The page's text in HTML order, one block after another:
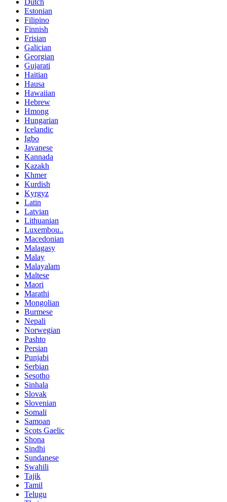
Dutch
Estonian
Filipino
Finnish
Frisian
Galician
Georgian
Gujarati
Haitian
Hausa
Hawaiian
Hebrew
Hmong
Hungarian
Icelandic
Igbo
Javanese
Kannada
Kazakh
Khmer
Kurdish
Kyrgyz
Latin
Latvian
Lithuanian
Luxembou..
Macedonian
Malagasy
Malay
Malayalam
Maltese
Maori
Marathi
Mongolian
Burmese
Nepali
Norwegian
Pashto
Persian
Punjabi
Serbian
Sesotho
Sinhala
Slovak
Slovenian
Somali
Samoan
Scots Gaelic
Shona
Sindhi
Sundanese
Swahili
Tajik
Tamil
Telugu